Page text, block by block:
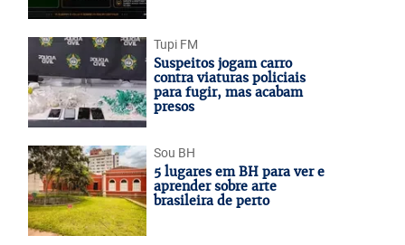
Tupi FM
Suspeitos jogam carro
contra viaturas policiais
para fugir, mas acabam
presos
Sou BH
5 lugares em BH para ver e
aprender sobre arte
brasileira de perto